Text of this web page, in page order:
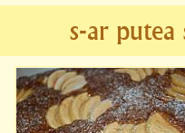
s-ar putea